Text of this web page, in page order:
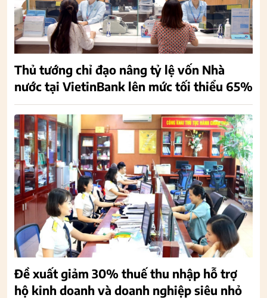
Thủ tướng chỉ đạo nâng tỷ lệ vốn Nhà
nước tại VietinBank lên mức tối thiểu 65%
Đề xuất giảm 30% thuế thu nhập hỗ trợ
hộ kinh doanh và doanh nghiệp siêu nhỏ